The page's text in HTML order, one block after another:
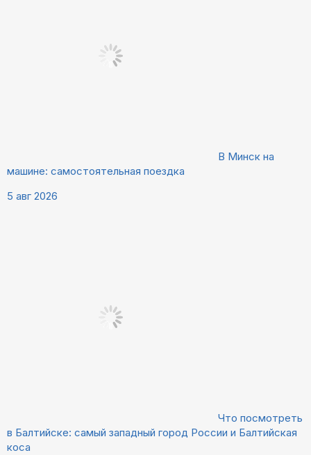
В Минск на
машине: самостоятельная поездка
5 авг 2026
Что посмотреть
в Балтийске: самый западный город России и Балтийская
коса